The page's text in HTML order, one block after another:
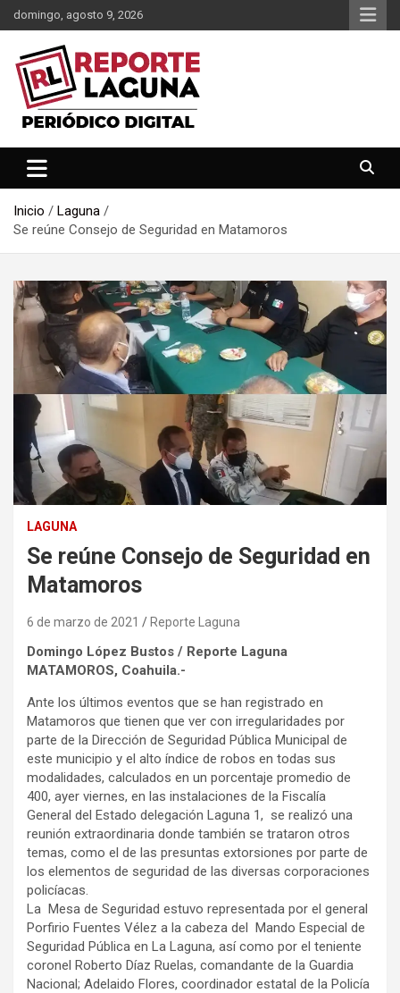
Saltar
al
contenido
domingo, agosto 9, 2026
Reporte Laguna
Inicio
Laguna
Se reúne Consejo de Seguridad en Matamoros
LAGUNA
Se reúne Consejo de Seguridad en
Matamoros
6 de marzo de 2021 Reporte Laguna
Domingo López Bustos / Reporte Laguna
MATAMOROS, Coahuila.-
Ante los últimos eventos que se han registrado en
Matamoros que tienen que ver con irregularidades por
parte de la Dirección de Seguridad Pública Municipal de
este municipio y el alto índice de robos en todas sus
modalidades, calculados en un porcentaje promedio de
400, ayer viernes, en las instalaciones de la Fiscalía
General del Estado delegación Laguna 1, se realizó una
reunión extraordinaria donde también se trataron otros
temas, como el de las presuntas extorsiones por parte de
los elementos de seguridad de las diversas corporaciones
policíacas.
La Mesa de Seguridad estuvo representada por el general
Porfirio Fuentes Vélez a la cabeza del Mando Especial de
Seguridad Pública en La Laguna, así como por el teniente
coronel Roberto Díaz Ruelas, comandante de la Guardia
Nacional; Adelaido Flores, coordinador estatal de la Policía